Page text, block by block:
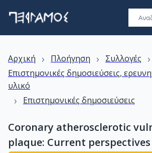
Αρχική › Πλοήγηση › Συλλογές ›
Επιστημονικές δημοσιεύσεις,
υλικό
› Επιστημονικές δημοσιεύσεις
Coronary atherosclerotic
plaque: Current perspectives